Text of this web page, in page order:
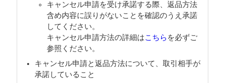
キャンセル申請を受け承諾する際、返品方法
含め内容に誤りがないことを確認のうえ承諾
してください。
キャンセル申請方法の詳細はこちら を必ずご
参照ください。
キャンセル申請と返品方法について、取引相手が
承諾していること